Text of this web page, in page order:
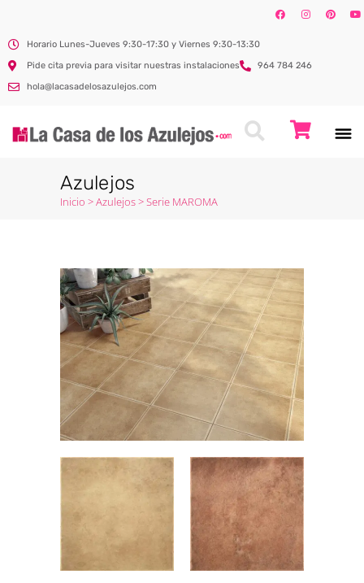
Horario Lunes-Jueves 9:30-17:30 y Viernes 9:30-13:30
Pide cita previa para visitar nuestras instalaciones
964 784 246
hola@lacasadelosazulejos.com
Azulejos
Inicio >Azulejos>Serie MAROMA